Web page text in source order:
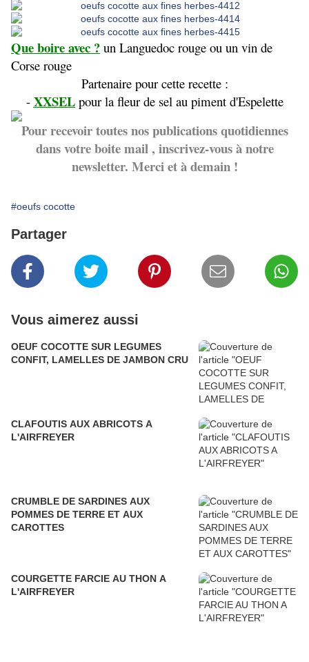
Que boire avec ? un Languedoc rouge ou un vin de
Corse rouge
Partenaire pour cette recette :
- XXSELpour la fleur de sel au piment d'Espelette
Pour recevoir toutes nos publications quotidiennes
dans votre boite mail , inscrivez-vous à notre
newsletter. Merci et à demain !
#oeufs cocotte
Partager
Vous aimerez aussi
OEUF COCOTTE SUR LEGUMES
CONFIT, LAMELLES DE JAMBON CRU
CLAFOUTIS AUX ABRICOTS A
L'AIRFREYER
CRUMBLE DE SARDINES AUX
POMMES DE TERRE ET AUX
CAROTTES
COURGETTE FARCIE AU THON A
L'AIRFREYER